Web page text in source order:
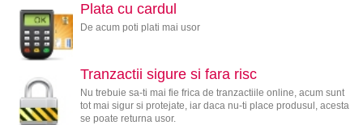
Plata cu cardul
De acum poti plati mai usor
Tranzactii sigure si fara risc
Nu trebuie sa-ti mai fie frica de tranzactiile online, acum sunt
tot mai sigur si protejate, iar daca nu-ti place produsul, acesta
se poate returna usor.